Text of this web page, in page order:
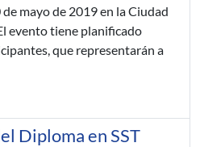
mayo de 2019 en la Ciudad
evento tiene planificado
que representarán a
Diploma en SST